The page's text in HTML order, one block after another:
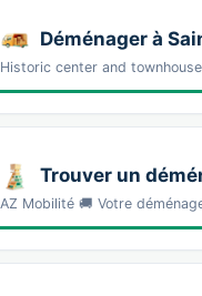
Déménager à
Historic center and
Trouver un
AZ Mobilité 🚚 Votre